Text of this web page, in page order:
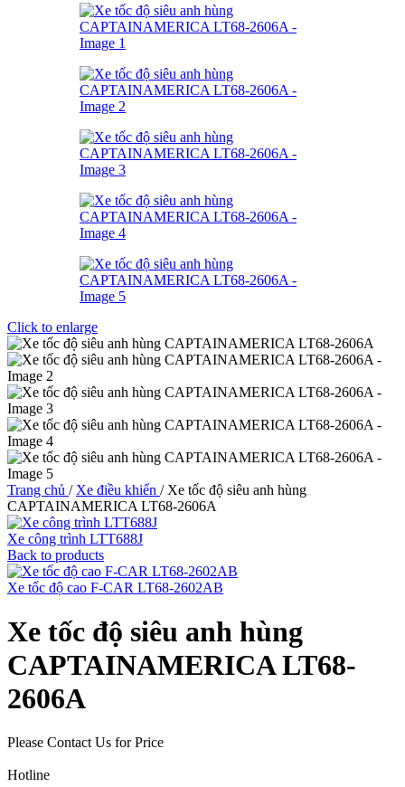
Click to enlarge
Trang chủ / Xe điều khiển / Xe tốc độ siêu anh hùng
CAPTAINAMERICA LT68-2606A
Xe công trình LTT688J
Back to products
Xe tốc độ cao F-CAR LT68-2602AB
Xe tốc độ siêu anh hùng
CAPTAINAMERICA LT68-
2606A
Please Contact Us for Price
Hotline